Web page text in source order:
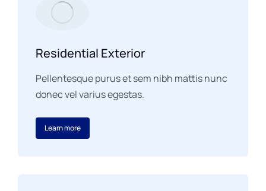
Residential Exterior
Pellentesque purus et sem nibh mattis nunc
donec vel varius egestas.
Learn more